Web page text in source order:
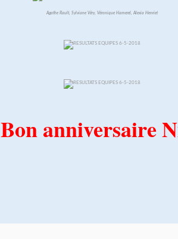
Agathe Rault, Sylviane Véry, Véronique Hamerel, Alexia Henriet
Bon anniversaire